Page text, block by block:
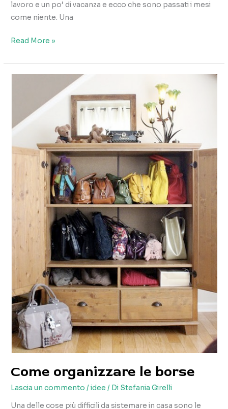
lavoro e un po’ di vacanza e ecco che sono passati i mesi
come niente. Una
Il
per
Read More »
Come organizzare le borse
Lascia un commento /idee / Di Stefania Girelli
Una delle cose più difficili da sistemare in casa sono le